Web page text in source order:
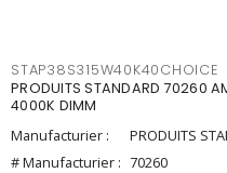
STAP38S315W40K40CHOICE
PRODUITS STANDARD 70260
4000K DIMM
Manufacturier :
PRODUITS
# Manufacturier : 70260